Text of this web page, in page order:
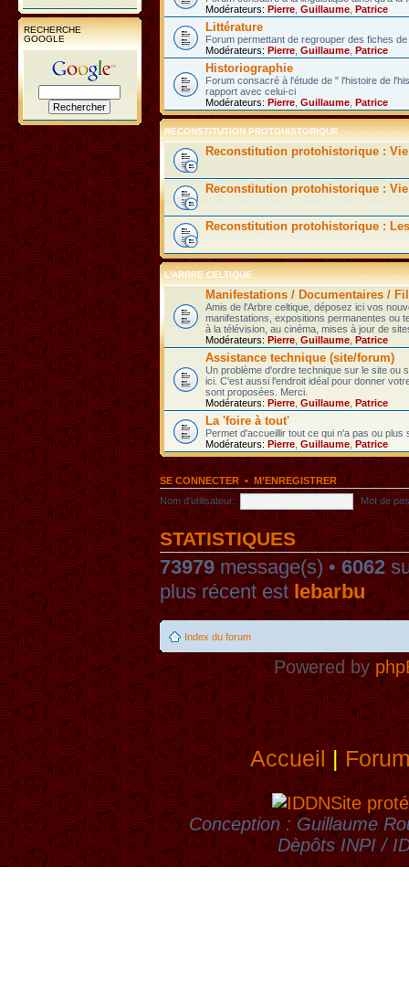
RECHERCHE
GOOGLE
Modérateurs: Pierre Guillaume Patrice
Littérature
Forum permettant de regrouper des fiches
Modérateurs: Pierre Guillaume Patrice
Historiographie
Forum consacré à l'étude de " l'histoire de
rapport avec celui-ci
Modérateurs: Pierre Guillaume Patrice
RECONSTITUTION PROTOHISTORIQUE
Reconstitution protohistorique :
Reconstitution protohistorique :
Reconstitution protohistorique :
L'ARBRE CELTIQUE
Manifestations / Documentaires /
Amis de l'Arbre celtique, déposez ici vos
manifestations, expositions permanentes ou
à la télévision, au cinéma, mises à jour de
Modérateurs: Pierre Guillaume Patrice
Assistance technique (site/forum)
Un problème d'ordre technique sur le site ou
ici. C'est aussi l'endroit idéal pour donner
sont proposées. Merci.
Modérateurs: Pierre Guillaume Patrice
La 'foire à tout'
Permet d'accueillir tout ce qui n'a pas ou
Modérateurs: Pierre Guillaume Patrice
SE CONNECTER•M’ENREGISTRER
Nom d’utilisateur:
Mot de
STATISTIQUES
73979message(s) •6062
plus récent estlebarbu
Index du forum
Powered by
Accueil|
Site
Conception : Guillaume
Dèpôts INPI /